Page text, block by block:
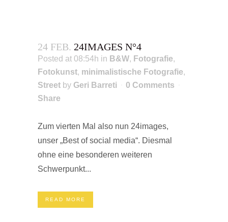
24 FEB. 24IMAGES N°4
Posted at 08:54h in B&W, Fotografie,
Fotokunst, minimalistische Fotografie,
Street by Geri Barreti
0 Comments
Share
Zum vierten Mal also nun 24images,
unser „Best of social media“. Diesmal
ohne eine besonderen weiteren
Schwerpunkt...
READ MORE